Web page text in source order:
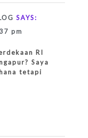
SAYS:
pm
RI
Saya
tetapi